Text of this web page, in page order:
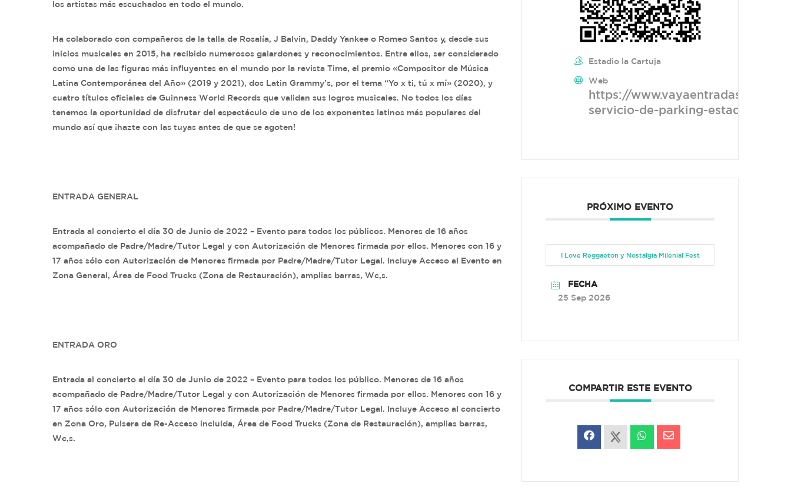
los artistas más escuchados en todo el mundo.
Ha colaborado con compañeros de la talla de Rosalía, J Balvin, Daddy Yankee o Romeo Santos y, desde sus
inicios musicales en 2015, ha recibido numerosos galardones y reconocimientos. Entre ellos, ser considerado
como una de las figuras más influyentes en el mundo por la revista Time, el premio «Compositor de Música
Latina Contemporánea del Año» (2019 y 2021), dos Latin Grammy’s, por el tema “Yo x ti, tú x mí» (2020), y
cuatro títulos oficiales de Guinness World Records que validan sus logros musicales. No todos los días
tenemos la oportunidad de disfrutar del espectáculo de uno de los exponentes latinos más populares del
mundo así que ¡hazte con las tuyas antes de que se agoten!
ENTRADA GENERAL
Entrada al concierto el día 30 de Junio de 2022 – Evento para todos los públicos. Menores de 16 años
acompañado de Padre/Madre/Tutor Legal y con Autorización de Menores firmada por ellos. Menores con 16 y
17 años sólo con Autorización de Menores firmada por Padre/Madre/Tutor Legal. Incluye Acceso al Evento en
Zona General, Área de Food Trucks (Zona de Restauración), amplias barras, Wc,s.
ENTRADA ORO
Entrada al concierto el día 30 de Junio de 2022 – Evento para todos los público. Menores de 16 años
acompañado de Padre/Madre/Tutor Legal y con Autorización de Menores firmada por ellos. Menores con 16 y
17 años sólo con Autorización de Menores firmada por Padre/Madre/Tutor Legal. Incluye Acceso al concierto
en Zona Oro, Pulsera de Re-Acceso incluida, Área de Food Trucks (Zona de Restauración), amplias barras,
Wc,s.
Estadio la Cartuja
Web
https://www.vayaentradas.com/
servicio-de-parking-estadio-de-
PRÓXIMO EVENTO
I Love Reggaeton y Nostalgia Milenial Fest
FECHA
25 Sep 2026
COMPARTIR ESTE EVENTO